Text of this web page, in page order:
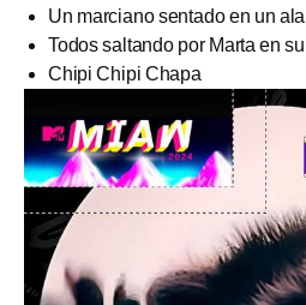
Un marciano sentado en un ala
Todos saltando por Marta en
Chipi Chipi Chapa